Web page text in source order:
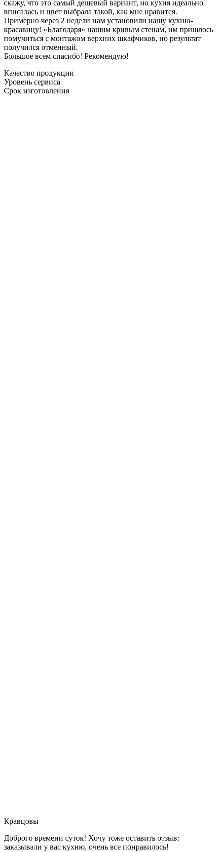
скажу, что это самый дешевый вариант, но кухня идеально
вписалась и цвет выбрала такой, как мне нравится.
Примерно через 2 недели нам установили нашу кухню-
красавицу! «Благодаря» нашим кривым стенам, им пришлось
помучиться с монтажом верхних шкафчиков, но результат
получился отменный.
Большое всем спасибо! Рекомендую!
Качество продукции
Уровень сервиса
Срок изготовления
Кравцовы
Доброго времени суток! Хочу тоже оставить отзыв:
заказывали у вас кухню, очень все понравилось!